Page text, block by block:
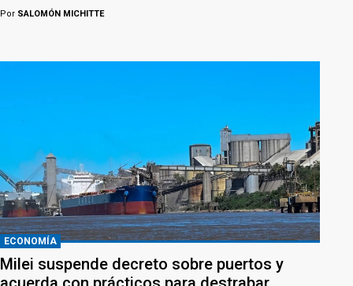
Por SALOMÓN MICHITTE
ECONOMÍA
Milei suspende decreto sobre puertos y